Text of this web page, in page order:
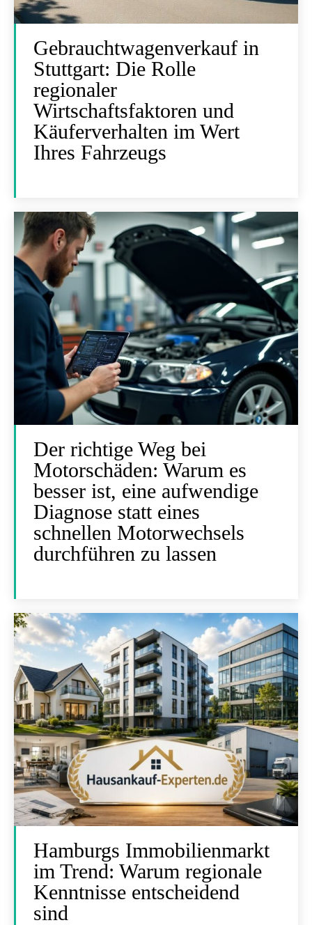
Gebrauchtwagenverkauf in
Stuttgart: Die Rolle
regionaler
Wirtschaftsfaktoren und
Käuferverhalten im Wert
Ihres Fahrzeugs
Der richtige Weg bei
Motorschäden: Warum es
besser ist, eine aufwendige
Diagnose statt eines
schnellen Motorwechsels
durchführen zu lassen
Hamburgs Immobilienmarkt
im Trend: Warum regionale
Kenntnisse entscheidend
sind